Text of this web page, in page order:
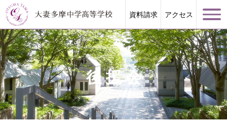
資料請求 アクセス
学校案内
後援会